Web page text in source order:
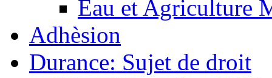
Eau et Agriculture
Adhèsion
Durance: Sujet de droit